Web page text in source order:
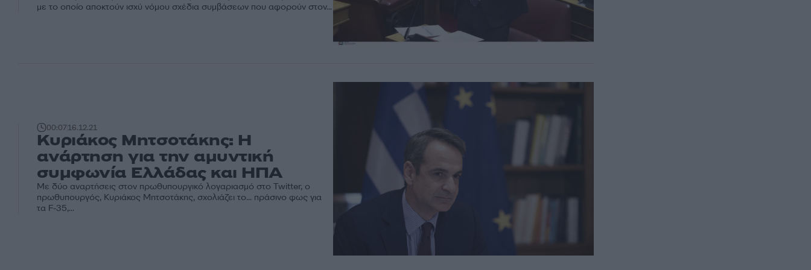
με το οποίο αποκτούν ισχύ νόµου σχέδια συµβάσεων που αφορούν στον...
00:0716.12.21
Κυριάκος Μητσοτάκης: Η
ανάρτηση για την αμυντική
συμφωνία Ελλάδας και ΗΠΑ
Με δύο αναρτήσεις στον πρωθυπουργικό λογαριασμό στο Twitter, ο
πρωθυπουργός, Κυριάκος Μητσοτάκης, σχολιάζει το... πράσινο φως για
τα F-35,...